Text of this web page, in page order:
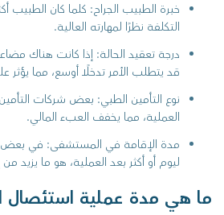
خبرة الطبيب الجراح: كلما كان الطبيب
التكلفة نظرًا لمهارته العالية.
درجة تعقيد الحالة: إذا كانت هناك
قد يتطلب الأمر تدخلًا أوسع، مما يؤثر
نوع التأمين الطبي: بعض شركات
العملية، مما يخفف العبء المالي.
مدة الإقامة في المستشفى: في بعض
ليوم أو أكثر بعد العملية، هو ما يزيد
ما هي مدة عملية استئصال